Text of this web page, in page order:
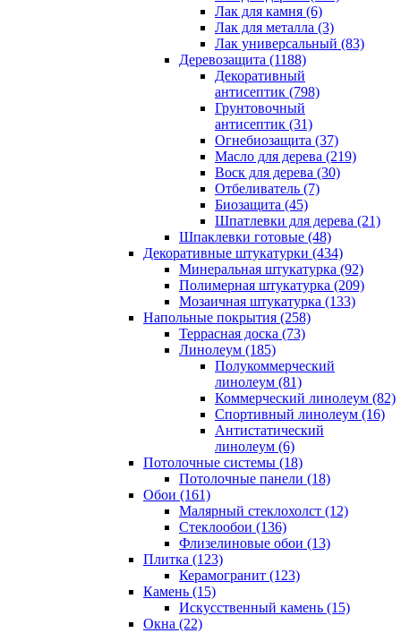
Лак для камня (6)
Лак для металла (3)
Лак универсальный (83)
Деревозащита (1188)
Декоративный
антисептик (798)
Грунтовочный
антисептик (31)
Огнебиозащита (37)
Масло для дерева (219)
Воск для дерева (30)
Отбеливатель (7)
Биозащита (45)
Шпатлевки для дерева (21)
Шпаклевки готовые (48)
Декоративные штукатурки (434)
Минеральная штукатурка (92)
Полимерная штукатурка (209)
Мозаичная штукатурка (133)
Напольные покрытия (258)
Террасная доска (73)
Линолеум (185)
Полукоммерческий
линолеум (81)
Коммерческий линолеум (82)
Спортивный линолеум (16)
Антистатический
линолеум (6)
Потолочные системы (18)
Потолочные панели (18)
Обои (161)
Малярный стеклохолст (12)
Стеклообои (136)
Флизелиновые обои (13)
Плитка (123)
Керамогранит (123)
Камень (15)
Искусственный камень (15)
Окна (22)